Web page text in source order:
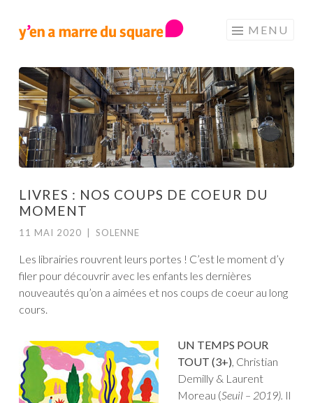
Aller au contenu principal MENU
LIVRES : NOS COUPS DE COEUR DU
MOMENT
11 MAI 2020 SOLENNE
Les librairies rouvrent leurs portes ! C’est le moment d’y
filer pour découvrir avec les enfants les dernières
nouveautés qu’on a aimées et nos coups de coeur au long
cours.
UN TEMPS POUR
TOUT (3+), Christian
Demilly & Laurent
Moreau (Seuil – 2019). Il